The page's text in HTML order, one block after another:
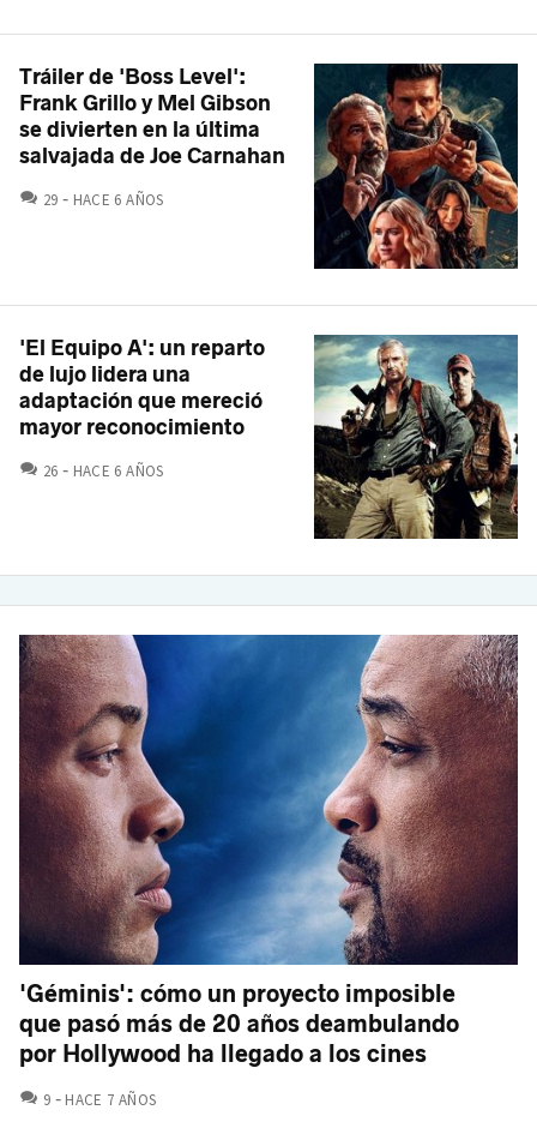
Tráiler de 'Boss Level':
Frank Grillo y Mel Gibson
se divierten en la última
salvajada de Joe Carnahan
29 COMENTARIOS
HACE 6 AÑOS
'El Equipo A': un reparto
de lujo lidera una
adaptación que mereció
mayor reconocimiento
26 COMENTARIOS
HACE 6 AÑOS
'Géminis': cómo un proyecto imposible
que pasó más de 20 años deambulando
por Hollywood ha llegado a los cines
9 COMENTARIOS
HACE 7 AÑOS